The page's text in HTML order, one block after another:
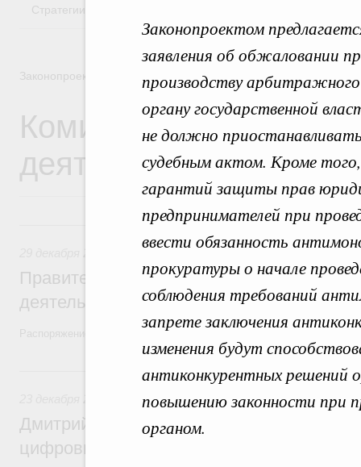
Законопроектом
заявления об обжаловании
производству арбитражного
органу государственной
не должно
судебным актом. Кроме того,
гарантий защиты прав
предпринимателей при
ввести обязанность
прокуратуры о начале
соблюдения требований
запрете заключения
изменения будут
антиконкурентных решений
повышению законности при
органом.
Стратегии
Законопроектная деятельность
Комиссия
деятельности
29 декабря 2025, понедельник
Правительство утвердило план
деятельности на 2026 год
Распоряжение от 19 декабря 2025 года №3886-р
23 декабря 2024, понедельник
Дмитрий Григоренко: Правительство
цифровизацию законопроектной